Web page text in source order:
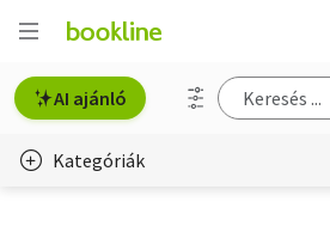
AI ajánló
Kategóriák